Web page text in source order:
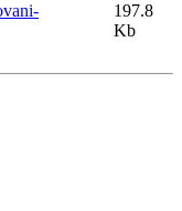
197.8
Kb